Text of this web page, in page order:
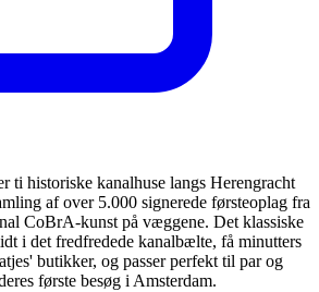
ti historiske kanalhuse langs Herengracht
af over 5.000 signerede førsteoplag fra
CoBrA-kunst på væggene. Det klassiske
i det fredfredede kanalbælte, få minutters
butikker, og passer perfekt til par og
første besøg i Amsterdam.